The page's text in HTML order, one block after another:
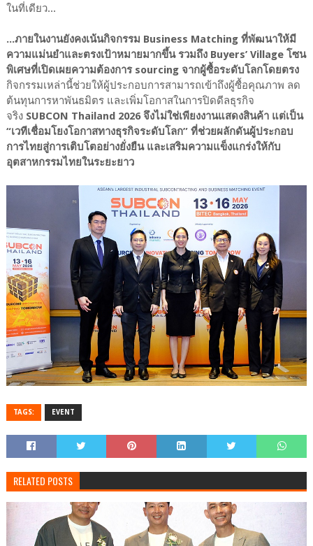
ในที่เดียว...
...ภายในงานยังคงเน้นกิจกรรม Business Matching ที่พัฒนาให้มี
ความแม่นยำและตรงเป้าหมายมากขึ้น รวมถึง Buyers’ Village โซน
พิเศษที่เปิดเผยความต้องการ sourcing จากผู้ซื้อระดับโลกโดยตรง
กิจกรรมเหล่านี้ช่วยให้ผู้ประกอบการสามารถเข้าถึงผู้ซื้อคุณภาพ ลด
ต้นทุนการหาพันธมิตร และเพิ่มโอกาสในการปิดดีลธุรกิจ
จริง SUBCON Thailand 2026 จึงไม่ใช่เพียงงานแสดงสินค้า แต่เป็น
“เวทีเชื่อมโยงโอกาสทางธุรกิจระดับโลก” ที่ช่วยผลักดันผู้ประกอบ
การไทยสู่การเติบโตอย่างยั่งยืน และเสริมความแข็งแกร่งให้กับ
อุตสาหกรรมไทยในระยะยาว
TAGS: EVENT
RELATED POSTS